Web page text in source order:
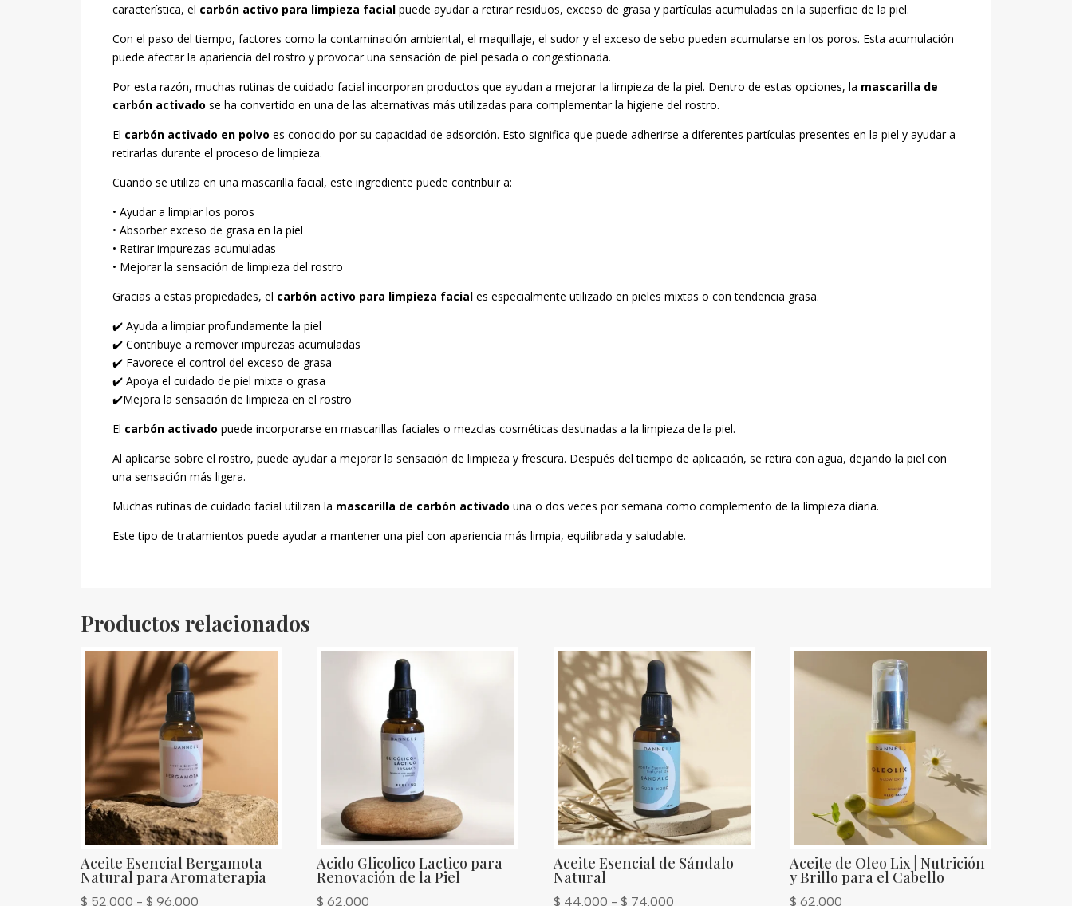
característica, el carbón activo para limpieza facialpuede ayudar a retirar residuos, exceso de grasa y partículas acumuladas en la superficie de la piel.
Con el paso del tiempo, factores como la contaminación ambiental, el maquillaje, el sudor y el exceso de sebo pueden acumularse en los poros. Esta acumulación
puede afectar la apariencia del rostro y provocar una sensación de piel pesada o congestionada.
Por esta razón, muchas rutinas de cuidado facial incorporan productos que ayudan a mejorar la limpieza de la piel. Dentro de estas opciones, la mascarilla de
carbón activado se ha convertido en una de las alternativas más utilizadas para complementar la higiene del rostro.
El carbón activado en polvo es conocido por su capacidad de adsorción. Esto significa que puede adherirse a diferentes partículas presentes en la piel y ayudar a
retirarlas durante el proceso de limpieza.
Cuando se utiliza en una mascarilla facial, este ingrediente puede contribuir a:
• Ayudar a limpiar los poros
• Absorber exceso de grasa en la piel
• Retirar impurezas acumuladas
• Mejorar la sensación de limpieza del rostro
Gracias a estas propiedades, el carbón activo para limpieza faciales especialmente utilizado en pieles mixtas o con tendencia grasa.
✔️ Ayuda a limpiar profundamente la piel
✔️ Contribuye a remover impurezas acumuladas
✔️ Favorece el control del exceso de grasa
✔️ Apoya el cuidado de piel mixta o grasa
✔️Mejora la sensación de limpieza en el rostro
El carbón activado puede incorporarse en mascarillas faciales o mezclas cosméticas destinadas a la limpieza de la piel.
Al aplicarse sobre el rostro, puede ayudar a mejorar la sensación de limpieza y frescura. Después del tiempo de aplicación, se retira con agua, dejando la piel con
una sensación más ligera.
Muchas rutinas de cuidado facial utilizan la mascarilla de carbón activado una o dos veces por semana como complemento de la limpieza diaria.
Este tipo de tratamientos puede ayudar a mantener una piel con apariencia más limpia, equilibrada y saludable.
Productos relacionados
Aceite Esencial Bergamota
Natural para Aromaterapia
$ 52.000 - $ 96.000Rango
Acido Glicolico Lactico para
Renovación de la Piel
$ 62.000
Aceite Esencial de Sándalo
Natural
$ 44.000 - $ 74.000Rango
Aceite de Oleo Lix | Nutrición
y Brillo para el Cabello
$ 62.000